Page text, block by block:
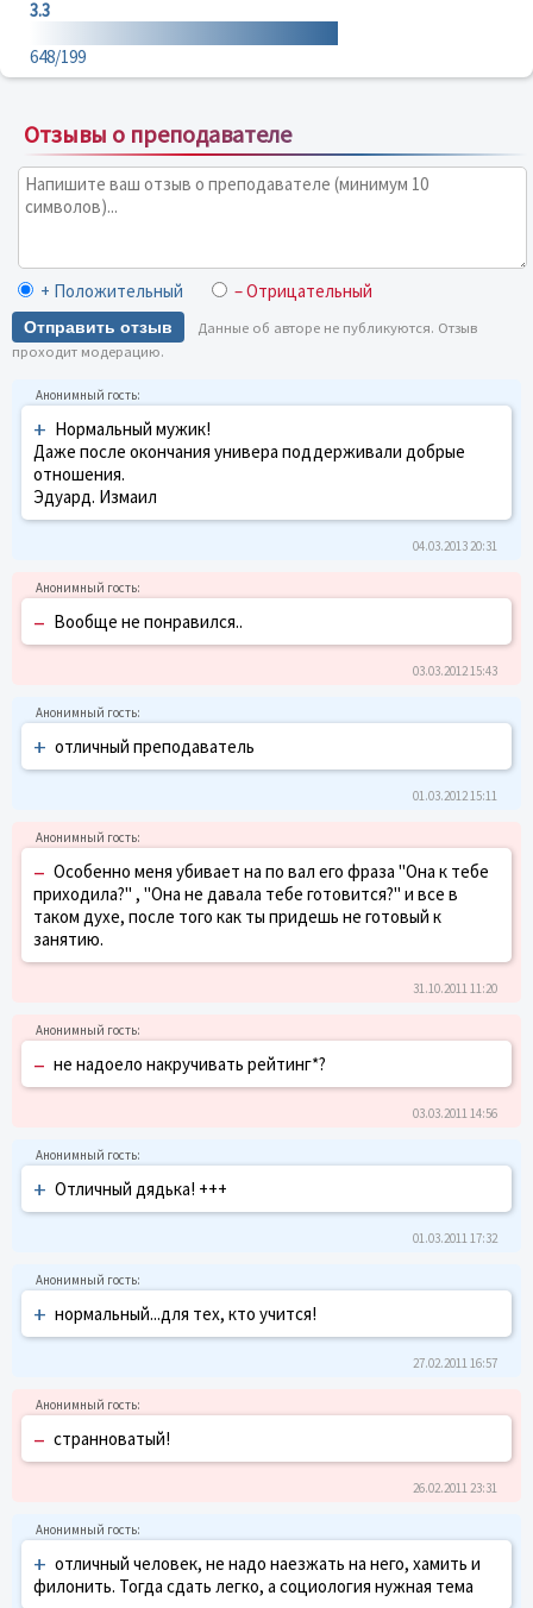
3.3
648/199
Отзывы о преподавателе
+ Положительный – Отрицательный
Отправить отзыв
Данные об авторе не публикуются. Отзыв
проходит модерацию.
+ Нормальный мужик!
Даже после окончания универа поддерживали добрые
отношения.
Эдуард. Измаил
04.03.2013 20:31
– Вообще не понравился..
03.03.2012 15:43
+ отличный преподаватель
01.03.2012 15:11
– Особенно меня убивает на по вал его фраза "Она к тебе
приходила?" , "Она не давала тебе готовится?" и все в
таком духе, после того как ты придешь не готовый к
занятию.
31.10.2011 11:20
– не надоело накручивать рейтинг*?
03.03.2011 14:56
+ Отличный дядька! +++
01.03.2011 17:32
+ нормальный...для тех, кто учится!
27.02.2011 16:57
– странноватый!
26.02.2011 23:31
+ отличный человек, не надо наезжать на него, хамить и
филонить. Тогда сдать легко, а социология нужная тема